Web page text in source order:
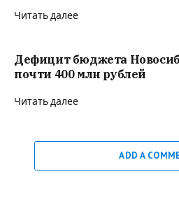
Читать далее
Дефицит бюджета
почти 400 млн рублей
Читать далее
ADD A